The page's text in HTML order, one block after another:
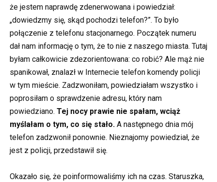
że jestem naprawdę zdenerwowana i powiedział:
„dowiedzmy się, skąd pochodzi telefon?”. To było
połączenie z telefonu stacjonarnego. Początek numeru
dał nam informację o tym, że to nie z naszego miasta. Tutaj
byłam całkowicie zdezorientowana: co robić? Ale mąż nie
spanikował, znalazł w Internecie telefon komendy policji
w tym mieście. Zadzwoniłam, powiedziałam wszystko i
poprosiłam o sprawdzenie adresu, który nam
powiedziano. Tej nocy prawie nie spałam, wciąż
myślałam o tym, co się stało. A następnego dnia mój
telefon zadzwonił ponownie. Nieznajomy powiedział, że
jest z policji, przedstawił się.
Okazało się, że poinformowaliśmy ich na czas. Staruszka,